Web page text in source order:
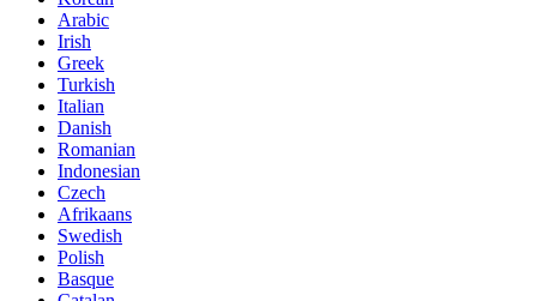
Arabic
Irish
Greek
Turkish
Italian
Danish
Romanian
Indonesian
Czech
Afrikaans
Swedish
Polish
Basque